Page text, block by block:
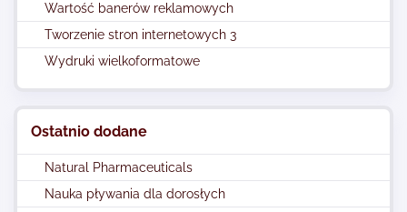
Wartość banerów reklamowych
Tworzenie stron internetowych 3
Wydruki wielkoformatowe
Ostatnio dodane
Natural Pharmaceuticals
Nauka pływania dla dorosłych